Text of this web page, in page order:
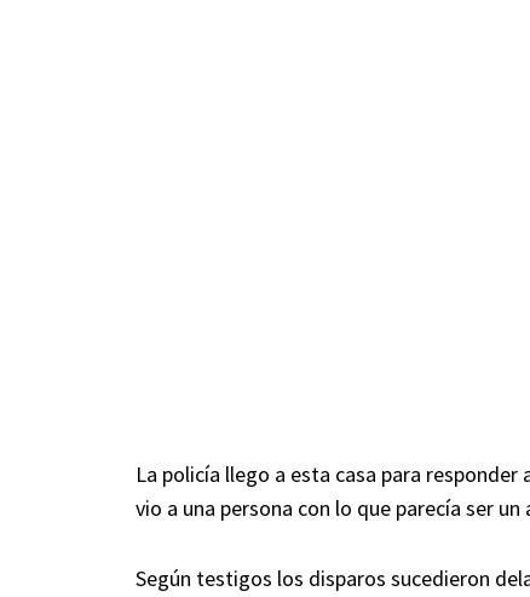
La policía llego a esta casa para
vio a una persona con lo que parecía ser
Según testigos los disparos sucedieron